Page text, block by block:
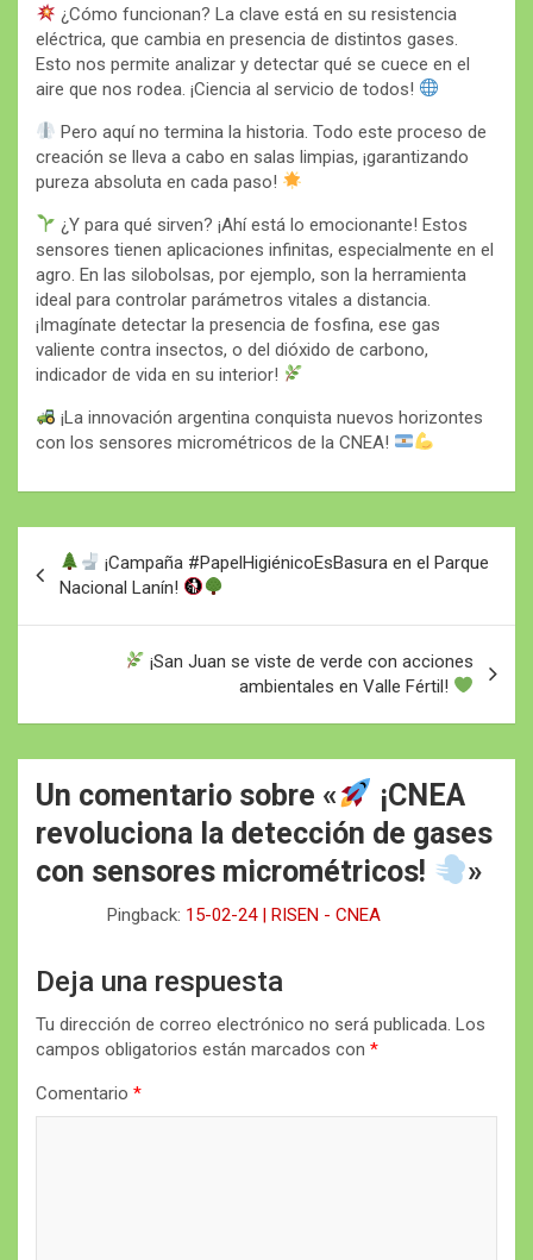
¿Cómo funcionan? La clave está en su resistencia
eléctrica, que cambia en presencia de distintos gases.
Esto nos permite analizar y detectar qué se cuece en el
aire que nos rodea. ¡Ciencia al servicio de todos!
Pero aquí no termina la historia. Todo este proceso de
creación se lleva a cabo en salas limpias, ¡garantizando
pureza absoluta en cada paso!
¿Y para qué sirven? ¡Ahí está lo emocionante! Estos
sensores tienen aplicaciones infinitas, especialmente en el
agro. En las silobolsas, por ejemplo, son la herramienta
ideal para controlar parámetros vitales a distancia.
¡Imagínate detectar la presencia de fosfina, ese gas
valiente contra insectos, o del dióxido de carbono,
indicador de vida en su interior!
¡La innovación argentina conquista nuevos horizontes
con los sensores micrométricos de la CNEA!
Navegación
de
entradas
¡Campaña #PapelHigiénicoEsBasura en el Parque
Nacional Lanín!
¡San Juan se viste de verde con acciones
ambientales en Valle Fértil!
Un comentario sobre «
¡CNEA
revoluciona la detección de gases
con sensores micrométricos!
»
Pingback: 15-02-24 | RISEN - CNEA
Deja una respuesta
Tu dirección de correo electrónico no será publicada. Los
campos obligatorios están marcados con *
Comentario *